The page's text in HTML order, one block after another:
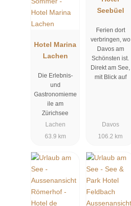
Hotel Marina
Lachen
Die Erlebnis-
und
Gastronomieme
ile am
Zürichsee
Lachen
63.9 km
Seebüel
Ferien dort
verbringen, wo
Davos am
Schönsten ist.
Direkt am See,
mit Blick auf
Davos
106.2 km